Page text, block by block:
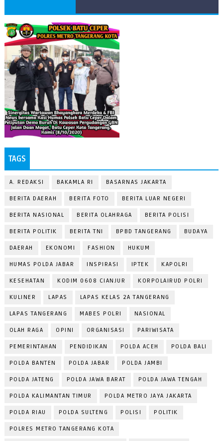
TAGS
A. REDAKSI BAKAMLA RI BASARNAS JAKARTA
BERITA DAERAH BERITA FOTO BERITA LUAR NEGERI
BERITA NASIONAL BERITA OLAHRAGA BERITA POLISI
BERITA POLITIK BERITA TNI BPBD TANGERANG BUDAYA
DAERAH EKONOMI FASHION HUKUM
HUMAS POLDA JABAR INSPIRASI IPTEK KAPOLRI
KESEHATAN KODIM 0608 CIANJUR KORPOLAIRUD POLRI
KULINER LAPAS LAPAS KELAS 2A TANGERANG
LAPAS TANGERANG MABES POLRI NASIONAL
OLAH RAGA OPINI ORGANISASI PARIWISATA
PEMERINTAHAN PENDIDIKAN POLDA ACEH POLDA BALI
POLDA BANTEN POLDA JABAR POLDA JAMBI
POLDA JATENG POLDA JAWA BARAT POLDA JAWA TENGAH
POLDA KALIMANTAN TIMUR POLDA METRO JAYA JAKARTA
POLDA RIAU POLDA SULTENG POLISI POLITIK
POLRES METRO TANGERANG KOTA